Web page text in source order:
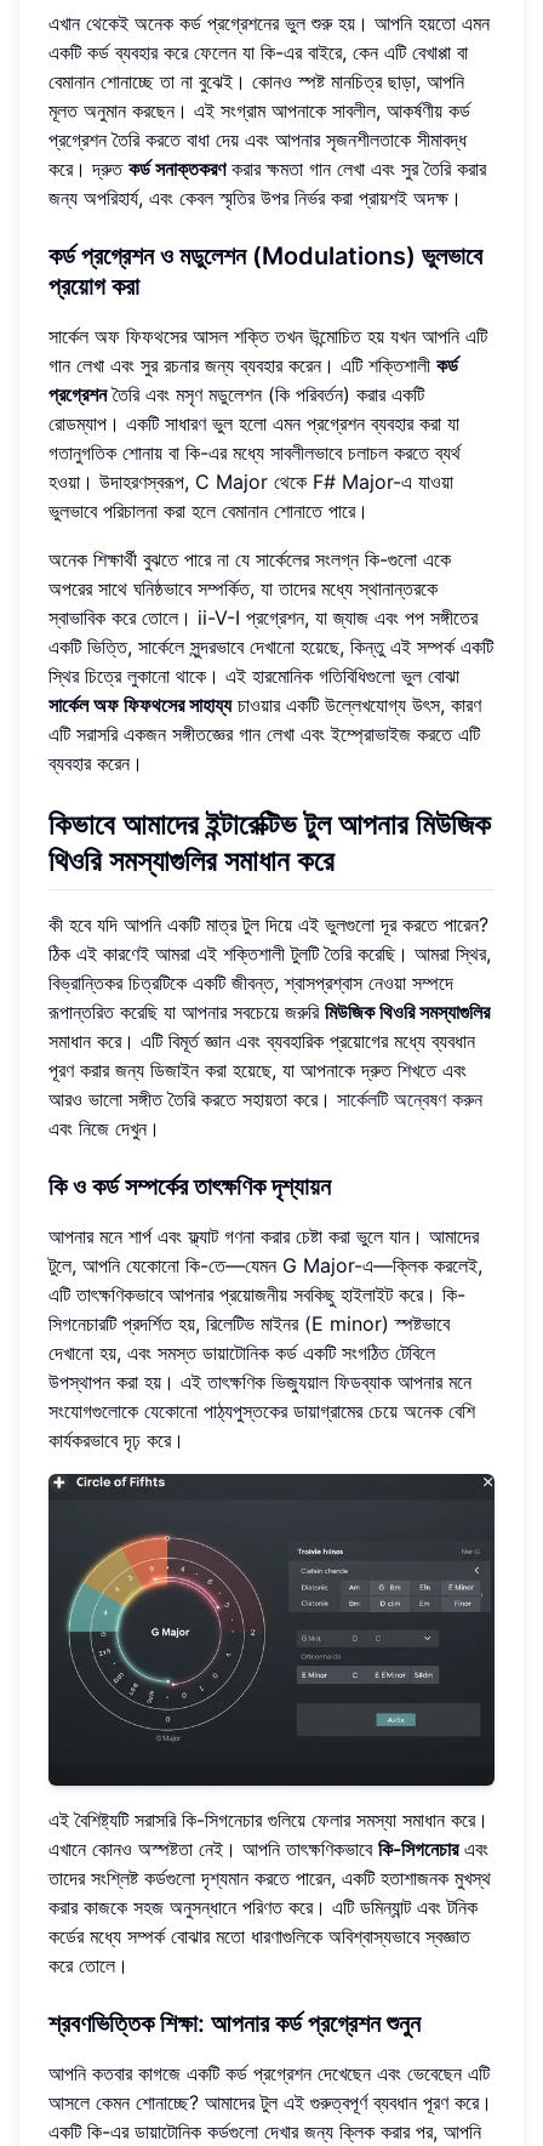
এখান থেকেই অনেক কর্ড প্রগ্রেশনের ভুল শুরু হয়। আপনি হয়তো এমন
একটি কর্ড ব্যবহার করে ফেলেন যা কি-এর বাইরে, কেন এটি বেখাপ্পা বা
বেমানান শোনাচ্ছে তা না বুঝেই। কোনও স্পষ্ট মানচিত্র ছাড়া, আপনি
মূলত অনুমান করছেন। এই সংগ্রাম আপনাকে সাবলীল, আকর্ষণীয় কর্ড
প্রগ্রেশন তৈরি করতে বাধা দেয় এবং আপনার সৃজনশীলতাকে সীমাবদ্ধ
করে। দ্রুত কর্ড সনাক্তকরণকরার ক্ষমতা গান লেখা এবং সুর তৈরি করার
জন্য অপরিহার্য, এবং কেবল স্মৃতির উপর নির্ভর করা প্রায়শই অদক্ষ।
কর্ড প্রগ্রেশন ও মডুলেশন (Modulations) ভুলভাবে
প্রয়োগ করা
সার্কেল অফ ফিফথসের আসল শক্তি তখন উন্মোচিত হয় যখন আপনি এটি
গান লেখা এবং সুর রচনার জন্য ব্যবহার করেন। এটি শক্তিশালী কর্ড
প্রগ্রেশনতৈরি এবং মসৃণ মডুলেশন (কি পরিবর্তন) করার একটি
রোডম্যাপ। একটি সাধারণ ভুল হলো এমন প্রগ্রেশন ব্যবহার করা যা
গতানুগতিক শোনায় বা কি-এর মধ্যে সাবলীলভাবে চলাচল করতে ব্যর্থ
হওয়া। উদাহরণস্বরূপ, C Major থেকে F# Major-এ যাওয়া
ভুলভাবে পরিচালনা করা হলে বেমানান শোনাতে পারে।
অনেক শিক্ষার্থী বুঝতে পারে না যে সার্কেলের সংলগ্ন কি-গুলো একে
অপরের সাথে ঘনিষ্ঠভাবে সম্পর্কিত, যা তাদের মধ্যে স্থানান্তরকে
স্বাভাবিক করে তোলে। ii-V-I প্রগ্রেশন, যা জ্যাজ এবং পপ সঙ্গীতের
একটি ভিত্তি, সার্কেলে সুন্দরভাবে দেখানো হয়েছে, কিন্তু এই সম্পর্ক একটি
স্থির চিত্রে লুকানো থাকে। এই হারমোনিক গতিবিধিগুলো ভুল বোঝা
সার্কেল অফ ফিফথসের সাহায্যচাওয়ার একটি উল্লেখযোগ্য উৎস, কারণ
এটি সরাসরি একজন সঙ্গীতজ্ঞের গান লেখা এবং ইম্প্রোভাইজ করতে এটি
ব্যবহার করেন।
কিভাবে আমাদের ইন্টারেক্টিভ টুল আপনার মিউজিক
থিওরি সমস্যাগুলির সমাধান করে
কী হবে যদি আপনি একটি মাত্র টুল দিয়ে এই ভুলগুলো দূর করতে পারেন?
ঠিক এই কারণেই আমরা এই শক্তিশালী টুলটি তৈরি করেছি। আমরা স্থির,
বিভ্রান্তিকর চিত্রটিকে একটি জীবন্ত, শ্বাসপ্রশ্বাস নেওয়া সম্পদে
রূপান্তরিত করেছি যা আপনার সবচেয়ে জরুরি মিউজিক থিওরি সমস্যাগুলির
সমাধান করে। এটি বিমূর্ত জ্ঞান এবং ব্যবহারিক প্রয়োগের মধ্যে ব্যবধান
পূরণ করার জন্য ডিজাইন করা হয়েছে, যা আপনাকে দ্রুত শিখতে এবং
আরও ভালো সঙ্গীত তৈরি করতে সহায়তা করে। সার্কেলটি অন্বেষণ করুন
এবং নিজে দেখুন।
কি ও কর্ড সম্পর্কের তাৎক্ষণিক দৃশ্যায়ন
আপনার মনে শার্প এবং ফ্ল্যাট গণনা করার চেষ্টা করা ভুলে যান। আমাদের
টুলে, আপনি যেকোনো কি-তে—যেমন G Major-এ—ক্লিক করলেই,
এটি তাৎক্ষণিকভাবে আপনার প্রয়োজনীয় সবকিছু হাইলাইট করে। কি-
সিগনেচারটি প্রদর্শিত হয়, রিলেটিভ মাইনর (E minor) স্পষ্টভাবে
দেখানো হয়, এবং সমস্ত ডায়াটোনিক কর্ড একটি সংগঠিত টেবিলে
উপস্থাপন করা হয়। এই তাৎক্ষণিক ভিজ্যুয়াল ফিডব্যাক আপনার মনে
সংযোগগুলোকে যেকোনো পাঠ্যপুস্তকের ডায়াগ্রামের চেয়ে অনেক বেশি
কার্যকরভাবে দৃঢ় করে।
এই বৈশিষ্ট্যটি সরাসরি কি-সিগনেচার গুলিয়ে ফেলার সমস্যা সমাধান করে।
এখানে কোনও অস্পষ্টতা নেই। আপনি তাৎক্ষণিকভাবে কি-সিগনেচারএবং
তাদের সংশ্লিষ্ট কর্ডগুলো দৃশ্যমান করতে পারেন, একটি হতাশাজনক মুখস্থ
করার কাজকে সহজ অনুসন্ধানে পরিণত করে। এটি ডমিন্যান্ট এবং টনিক
কর্ডের মধ্যে সম্পর্ক বোঝার মতো ধারণাগুলিকে অবিশ্বাস্যভাবে স্বজ্ঞাত
করে তোলে।
শ্রবণভিত্তিক শিক্ষা: আপনার কর্ড প্রগ্রেশন শুনুন
আপনি কতবার কাগজে একটি কর্ড প্রগ্রেশন দেখেছেন এবং ভেবেছেন এটি
আসলে কেমন শোনাচ্ছে? আমাদের টুল এই গুরুত্বপূর্ণ ব্যবধান পূরণ করে।
একটি কি-এর ডায়াটোনিক কর্ডগুলো দেখার জন্য ক্লিক করার পর, আপনি